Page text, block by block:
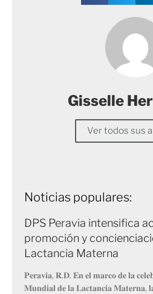
Gisselle
Ver todos sus
Noticias populares:
DPS Peravia intensifica
promoción y
Lactancia Materna
𝐏𝐞𝐫𝐚𝐯𝐢𝐚, 𝐑.𝐃. 𝐄𝐧 𝐞𝐥 𝐦𝐚𝐫𝐜𝐨 𝐝𝐞 𝐥𝐚
𝐌𝐮𝐧𝐝𝐢𝐚𝐥 𝐝𝐞 𝐥𝐚 𝐋𝐚𝐜𝐭𝐚𝐧𝐜𝐢𝐚 𝐌𝐚𝐭𝐞𝐫𝐧𝐚,